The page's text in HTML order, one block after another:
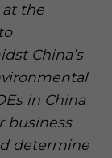
at the
China’s
in China
business
determine